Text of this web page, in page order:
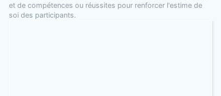
et de compétences ou réussites pour renforcer l'estime de
soi des participants.